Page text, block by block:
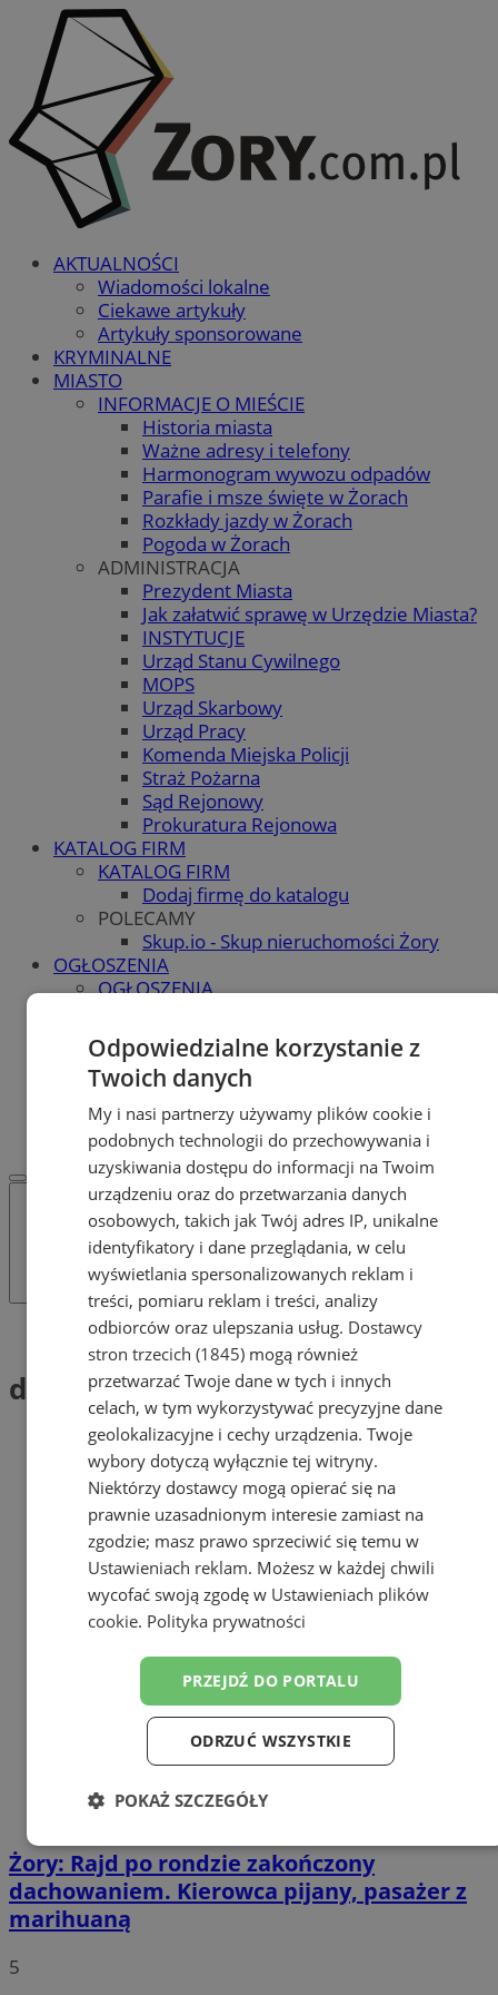
AKTUALNOŚCI
Wiadomości lokalne
Ciekawe artykuły
Artykuły sponsorowane
KRYMINALNE
MIASTO
INFORMACJE O MIEŚCIE
Historia miasta
Ważne adresy i telefony
Harmonogram wywozu odpadów
Parafie i msze święte w Żorach
Rozkłady jazdy w Żorach
Pogoda w Żorach
ADMINISTRACJA
Prezydent Miasta
Jak załatwić sprawę w Urzędzie Miasta?
INSTYTUCJE
Urząd Stanu Cywilnego
MOPS
Urząd Skarbowy
Urząd Pracy
Komenda Miejska Policji
Straż Pożarna
Sąd Rejonowy
Prokuratura Rejonowa
KATALOG FIRM
KATALOG FIRM
Dodaj firmę do katalogu
POLECAMY
Skup.io - Skup nieruchomości Żory
OGŁOSZENIA
OGŁOSZENIA
POLECAMY
Protocol IT
Pracuj.pl - praca w Żorach
REKLAMA
WSPÓŁPRACA
Tag: dachowani
dachowani (1)
Żory: Rajd po rondzie zakończony
dachowaniem. Kierowca pijany, pasażer z
marihuaną
5
Odpowiedzialne korzystanie z
Twoich danych
My i nasi partnerzy używamy plików cookie i
podobnych technologii do przechowywania i
uzyskiwania dostępu do informacji na Twoim
urządzeniu oraz do przetwarzania danych
osobowych, takich jak Twój adres IP, unikalne
identyfikatory i dane przeglądania, w celu
wyświetlania spersonalizowanych reklam i
treści, pomiaru reklam i treści, analizy
odbiorców oraz ulepszania usług. Dostawcy
stron trzecich (1845) mogą również
przetwarzać Twoje dane w tych i innych
celach, w tym wykorzystywać precyzyjne dane
geolokalizacyjne i cechy urządzenia. Twoje
wybory dotyczą wyłącznie tej witryny.
Niektórzy dostawcy mogą opierać się na
prawnie uzasadnionym interesie zamiast na
zgodzie; masz prawo sprzeciwić się temu w
Ustawieniach reklam. Możesz w każdej chwili
wycofać swoją zgodę w Ustawieniach plików
cookie. Polityka prywatności
PRZEJDŹ DO PORTALU
ODRZUĆ WSZYSTKIE
POKAŻ SZCZEGÓŁY
Niezbędne Wydajność Targetowanie
Funkcjonalność